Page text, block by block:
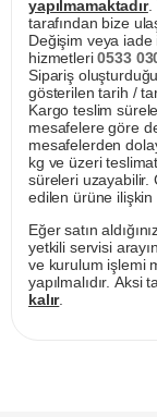
yapılmamaktadır.
tarafından bize
Değişim veya iade
hizmetleri0533
Sipariş
gösterilen tarih /
Kargo teslim
mesafelere göre
mesafelerden
kg ve üzeri
süreleri uzayabilir.
edilen ürüne
Eğer satın
yetkili servisi
ve kurulum işlemi
yapılmalıdır. Aksi
kalır.